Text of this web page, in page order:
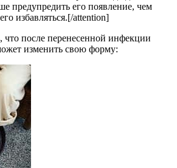
предупредить его появление, чем
избавляться.[/attention]
после перенесенной инфекции
изменить свою форму: